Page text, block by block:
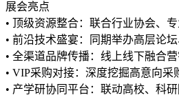
展会亮点
• 顶级资源整合：联合行业协会、
• 前沿技术盛宴：同期举办高层论
• 全渠道品牌传播：线上线下融合
• VIP采购对接：深度挖掘高意向采
• 产学研协同平台：联动高校、科